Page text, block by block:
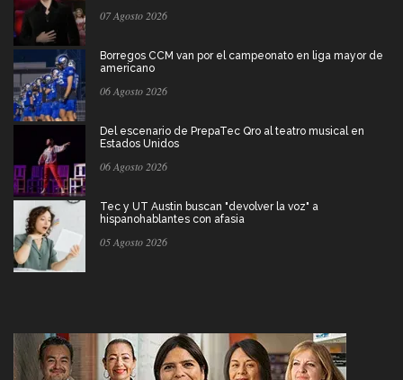
07 Agosto 2026
Borregos CCM van por el campeonato en liga mayor de
americano
06 Agosto 2026
Del escenario de PrepaTec Qro al teatro musical en
Estados Unidos
06 Agosto 2026
Tec y UT Austin buscan "devolver la voz" a
hispanohablantes con afasia
05 Agosto 2026